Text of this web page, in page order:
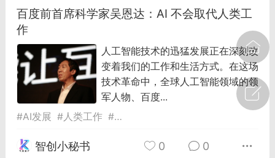
10:10
中英翻译
事想用上客户端...
#智狐AI工作台
1 22
百度前首席科学家吴恩达：AI 不会取代人类工
作
人工智能技术的迅猛发展正在深刻改
变着我们的工作和生活方式。在这场
技术革命中，全球人工智能领域的领
军人物、百度...
#AI发展 #人类工作 #吴恩达
智创小秘书 0 0